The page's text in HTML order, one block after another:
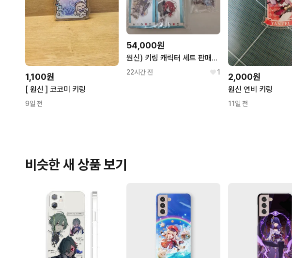
1,100원
[ 원신 ] 코코미 키링
9일 전
54,000원
원신) 키링 캐릭터 세트 판매합니다.
22시간 전 1 2,000원
원신 연비 키링
11일 전
비슷한 새 상품 보기